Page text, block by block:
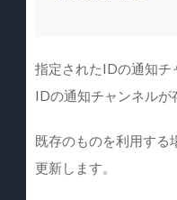
指定されたIDの通知チ
IDの通知チャンネルが
既存のものを利用する
更新します。